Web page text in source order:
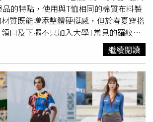
的特點，使用與T恤相同的棉質布料製
質既能增添整體硬挺感，但於春夏穿搭
口及下擺不只加入大學T常見的羅紋設
及身片連接處使用羅紋拼接。GU全新
學T系列」融合T恤與大學T兩款單品的特
與設計感兼具的百搭單品。(圖／品牌
GU「基本素色款」的短袖大學T共有6種
約的”白色”以及充滿春天氣息的”草綠
者喜愛；除了基本素色款以外，此系列
款」，喜歡更具設計感單品的型男潮
繼續閱讀